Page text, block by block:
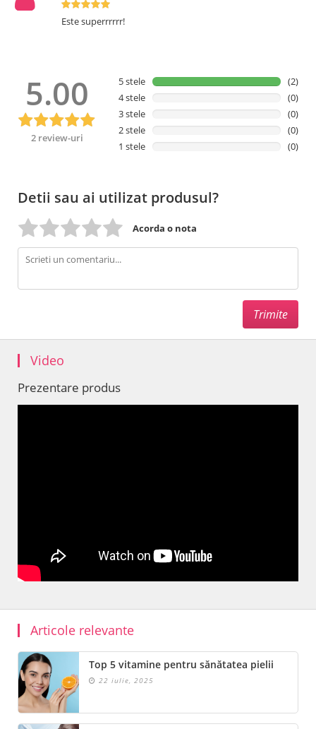
Este superrrrrr!
5.00
2 review-uri
5 stele
(2)
4 stele
(0)
3 stele
(0)
2 stele
(0)
1 stele
(0)
Detii sau ai utilizat produsul?
Acorda o nota
Video
Prezentare produs
Articole relevante
Top 5 vitamine pentru sănătatea pielii
22 iulie, 2025